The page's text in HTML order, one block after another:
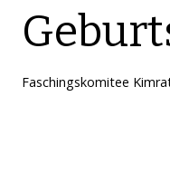
Faschingskomitee